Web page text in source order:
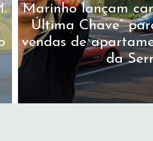
Marinho lançam
Última Chave”
vendas de
da